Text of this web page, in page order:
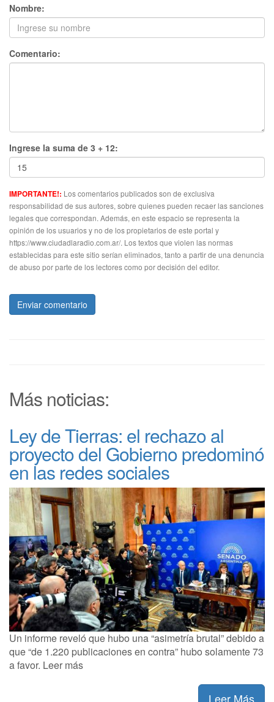
Nombre:
Comentario:
Ingrese la suma de 3 + 12:
IMPORTANTE!: Los comentarios publicados son de exclusiva
responsabilidad de sus autores, sobre quienes pueden recaer las sanciones
legales que correspondan. Además, en este espacio se representa la
opinión de los usuarios y no de los propietarios de este portal y
https://www.ciudadlaradio.com.ar/. Los textos que violen las normas
establecidas para este sitio serían eliminados, tanto a partir de una denuncia
de abuso por parte de los lectores como por decisión del editor.
Enviar comentario
Más noticias:
Ley de Tierras: el rechazo al
proyecto del Gobierno predominó
en las redes sociales
Un informe reveló que hubo una “asimetría brutal” debido a
que “de 1.220 publicaciones en contra” hubo solamente 73
a favor. Leer más
Leer Más